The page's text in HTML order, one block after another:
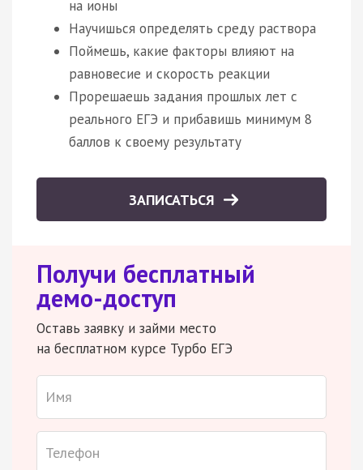
на ионы
Научишься определять среду раствора
Поймешь, какие факторы влияют на
равновесие и скорость реакции
Прорешаешь задания прошлых лет с
реального ЕГЭ и прибавишь минимум 8
баллов к своему результату
ЗАПИСАТЬСЯ
Получи бесплатный
демо-доступ
Оставь заявку и займи место
на бесплатном курсе Турбо ЕГЭ